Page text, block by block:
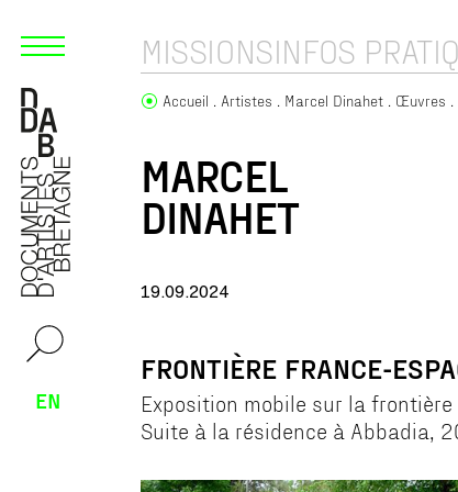
EN
MISSIONSINFOS
Accueil Artistes Marcel Dinahet Œuvres
MARCEL
DINAHET
19.09.2024
FRONTIÈRE FRANCE-
Exposition mobile sur la
Suite à la résidence à Abbadia,